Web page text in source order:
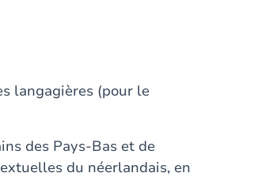
langagières (pour le
des Pays-Bas et de
du néerlandais, en